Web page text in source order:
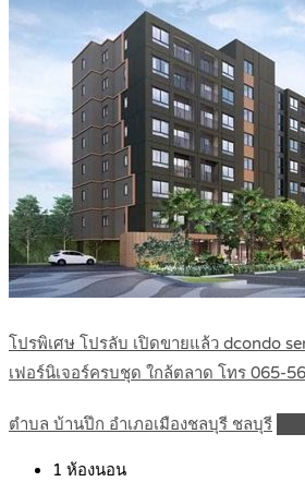
โปรพิเศษ โปรลับ เปิดขายแล้ว dcondo
เฟอร์นิเจอร์ครบชุด ใกล้ตลาด โทร 065-
ตำบล บ้านปึก อำเภอเมืองชลบุรี ชลบุรี
1 ห้องนอน